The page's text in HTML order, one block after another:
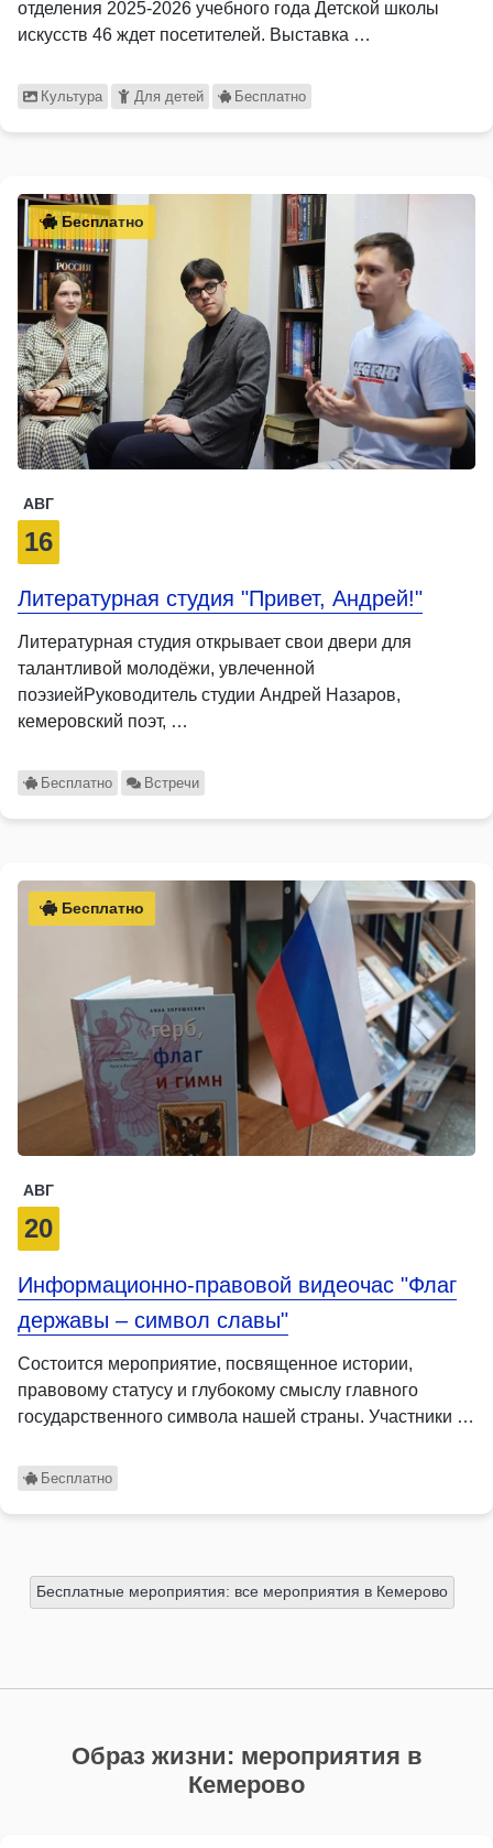
отделения 2025-2026 учебного года Детской школы
искусств 46 ждет посетителей. Выставка …
Культура Для детей Бесплатно
Бесплатно
АВГ
16
Литературная студия "Привет, Андрей!"
Литературная студия открывает свои двери для
талантливой молодёжи, увлеченной
поэзиейРуководитель студии Андрей Назаров,
кемеровский поэт, …
Бесплатно Встречи
Бесплатно
АВГ
20
Информационно-правовой видеочас "Флаг
державы – символ славы"
Состоится мероприятие, посвященное истории,
правовому статусу и глубокому смыслу главного
государственного символа нашей страны. Участники …
Бесплатно
Бесплатные мероприятия: все мероприятия в Кемерово
Образ жизни: мероприятия в
Кемерово